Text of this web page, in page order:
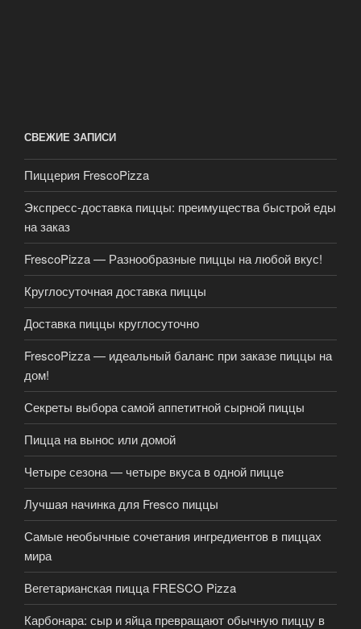
СВЕЖИЕ ЗАПИСИ
Пиццерия FrescoPizza
Экспресс-доставка пиццы: преимущества быстрой еды
на заказ
FrescoPizza — Разнообразные пиццы на любой вкус!
Круглосуточная доставка пиццы
Доставка пиццы круглосуточно
FrescoPizza — идеальный баланс при заказе пиццы на
дом!
Секреты выбора самой аппетитной сырной пиццы
Пицца на вынос или домой
Четыре сезона — четыре вкуса в одной пицце
Лучшая начинка для Fresco пиццы
Самые необычные сочетания ингредиентов в пиццах
мира
Вегетарианская пицца FRESCO Pizza
Карбонара: сыр и яйца превращают обычную пиццу в